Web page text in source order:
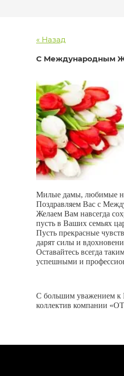
« Назад
С Международным
Милые дамы, любимые
Поздравляем Вас с
Желаем Вам навсегда
пусть в Ваших семьях
Пусть прекрасные
дарят силы и
Оставайтесь всегда
успешными и
С большим уважением к
коллектив компании